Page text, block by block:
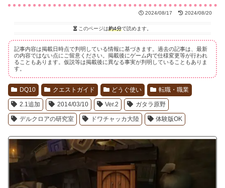
2024/08/17 2024/08/20
このページは約4分で読めます。
記事内容は掲載日時点で判明している情報に基づきます。過去の記事は、最新
の内容ではない点にご留意ください。掲載後にゲーム内で仕様変更等が行われ
ることもあります。仮説等は掲載後に異なる事実が判明していることもありま
す。
DQ10 クエストガイド どうぐ使い 転職・職業
2.1追加 2014/03/10 Ver.2 ガタラ原野
デルクロアの研究室 ドワチャッカ大陸 体験版OK